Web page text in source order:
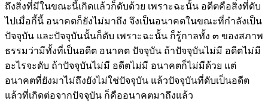
ถึงสิ่งที่มีในขณะนี้เกิดแล้วก็ดับด้วย เพราะฉะนั้น อดีตคือสิ่งที่ดับ
ไปเมื่อกี้นี้ อนาคตก็ยังไม่มาถึง จึงเป็นอนาคตในขณะที่กำลังเป็น
ปัจจุบัน และปัจจุบันนั้นก็ดับ เพราะฉะนั้น ก็รู้กาลทั้ง ๓ ของสภาพ
ธรรมว่ามีทั้งที่เป็นอดีต อนาคต ปัจจุบัน ถ้าปัจจุบันไม่มี อดีตไม่มี
อะไรจะดับ ถ้าปัจจุบันไม่มี อดีตไม่มี อนาคตก็ไม่มีด้วย แต่
อนาคตที่ยังมาไม่ถึงยังไม่ใช่ปัจจุบัน แล้วปัจจุบันที่ดับเป็นอดีต
แล้วที่เกิดต่อจากปัจจุบัน ก็คืออนาคตมาถึงแล้ว